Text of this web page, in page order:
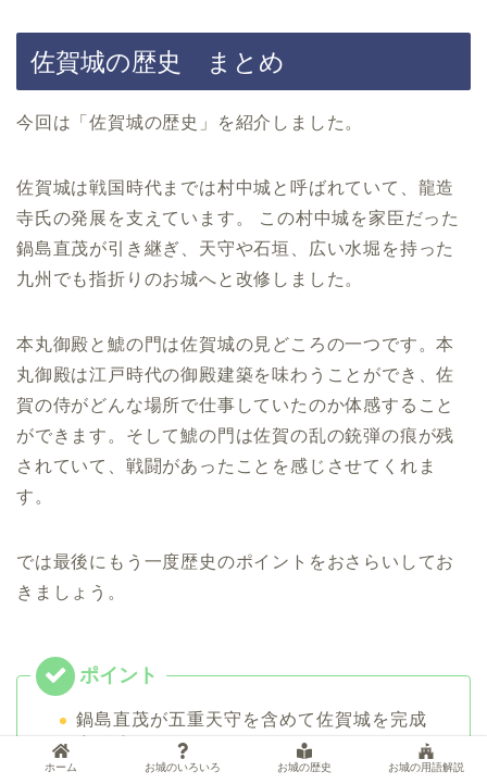
佐賀城の歴史 まとめ
今回は「佐賀城の歴史」を紹介しました。
佐賀城は戦国時代までは村中城と呼ばれていて、龍造
寺氏の発展を支えています。 この村中城を家臣だった
鍋島直茂が引き継ぎ、天守や石垣、広い水堀を持った
九州でも指折りのお城へと改修しました。
本丸御殿と鯱の門は佐賀城の見どころの一つです。本
丸御殿は江戸時代の御殿建築を味わうことができ、佐
賀の侍がどんな場所で仕事していたのか体感すること
ができます。そして鯱の門は佐賀の乱の銃弾の痕が残
されていて、戦闘があったことを感じさせてくれま
す。
では最後にもう一度歴史のポイントをおさらいしてお
きましょう。
鍋島直茂が五重天守を含めて佐賀城を完成
させる
佐賀の乱で佐賀城が戦場になり、ほとんど
ホーム お城のいろいろ お城の歴史 お城の用語解説